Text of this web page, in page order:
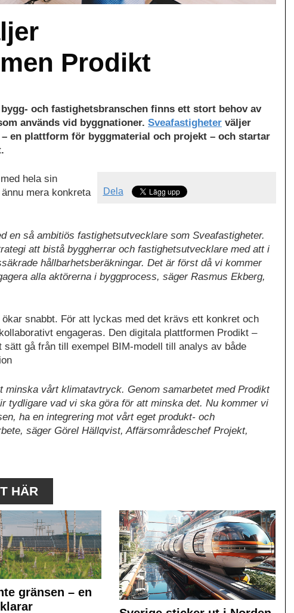
Prodikt
och fastighetsbranschen finns ett stort behov av
används vid byggnationer. Sveafastigheter väljer
en plattform för byggmaterial och projekt – och startar
Dela
hela sin
mera konkreta
en så ambitiös fastighetsutvecklare som Sveafastigheter.
att bistå byggherrar och fastighetsutvecklare med att i
hållbarhetsberäkningar. Det är först då vi kommer
alla aktörerna i byggprocess, säger Rasmus Ekberg,
snabbt. För att lyckas med det krävs ett konkret och
engageras. Den digitala plattformen Prodikt –
gå från till exempel BIM-modell till analys av både
vårt klimatavtryck. Genom samarbetet med Prodikt
tydligare vad vi ska göra för att minska det. Nu kommer vi
ha en integrering mot vårt eget produkt- och
säger Görel Hällqvist, Affärsområdeschef Projekt,
HÄR
gränsen – en